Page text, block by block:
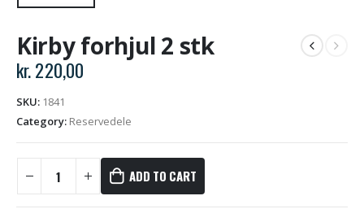
Kirby forhjul 2 stk
kr.220,00
SKU: 1841
Category: Reservedele
ADD TO CART